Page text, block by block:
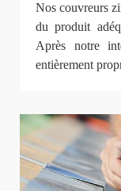
Nos couvreurs
du produit
Après notre
entièrement